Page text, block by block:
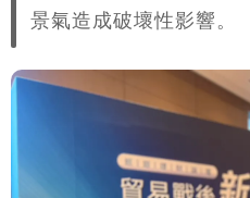
景氣造成破壞性影響。